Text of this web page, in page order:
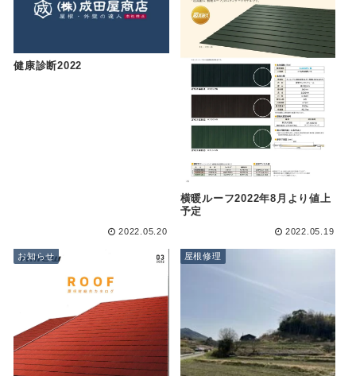
健康診断2022
2022.05.20
横暖ルーフ2022年8月より値上
予定
2022.05.19
お知らせ 屋根修理